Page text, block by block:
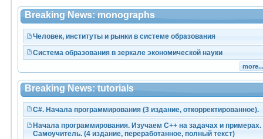
Breaking News: monographs
Человек, институты и рынки в системе образования
Система образования в зеркале экономической науки
Breaking News: tutorials
С#. Начала программирования (3 издание, откорректированное).
Начала программирования. Изучаем С++ на задачах и примерах.
Самоучитель. (4 издание, переработанное, полный текст)